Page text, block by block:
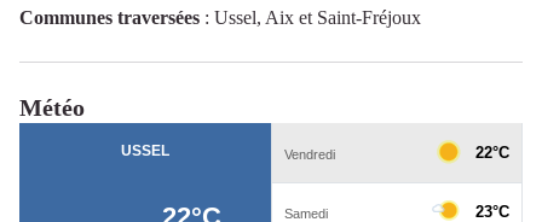
Communes traversées : Ussel, Aix et Saint-Fréjoux
Météo